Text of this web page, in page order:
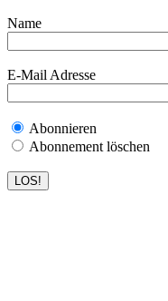
Name
E-Mail Adresse
Abonnieren
Abonnement löschen